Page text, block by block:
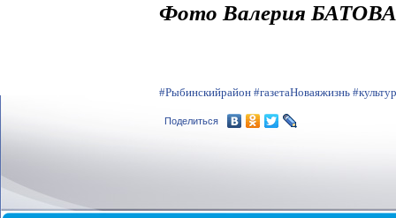
Фото Валерия БАТОВА
#Рыбинскийрайон #газетаНоваяжизнь
Поделиться